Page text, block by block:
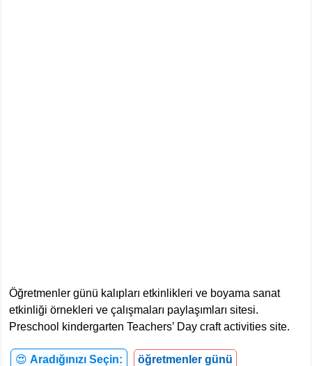
Öğretmenler günü kalıpları etkinlikleri ve boyama sanat
etkinliği örnekleri ve çalışmaları paylaşımları sitesi.
Preschool kindergarten Teachers’ Day craft activities site.
😍 Aradığınızı Seçin: öğretmenler günü